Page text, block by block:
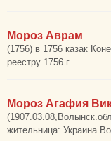
Мороз Аврам
(1756) в 1756 казак
реестру 1756 г.
Мороз Агафия
жительница: Украина